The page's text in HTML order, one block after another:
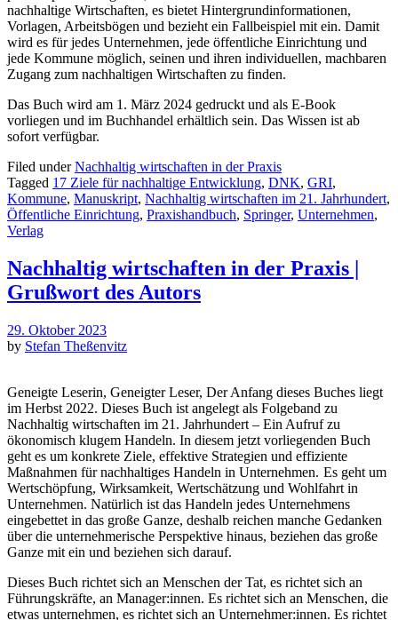
nachhaltige Wirtschaften, es bietet Hintergrundinformationen,
Vorlagen, Arbeitsbögen und bezieht ein Fallbeispiel mit ein. Damit
wird es für jedes Unternehmen, jede öffentliche Einrichtung und
jede Kommune möglich, seinen und ihren individuellen, machbaren
Zugang zum nachhaltigen Wirtschaften zu finden.
Das Buch wird am 1. März 2024 gedruckt und als E-Book
vorliegen und im Buchhandel erhältlich sein. Das Wissen ist ab
sofort verfügbar.
Filed underNachhaltig wirtschaften in der Praxis
Tagged 17 Ziele für nachhaltige Entwicklung, DNK, GRI,
Kommune, Manuskript, Nachhaltig wirtschaften im 21. Jahrhundert,
Öffentliche Einrichtung, Praxishandbuch, Springer, Unternehmen,
Verlag
Nachhaltig wirtschaften in der Praxis |
Grußwort des Autors
29. Oktober 2023
by Stefan Theßenvitz
Geneigte Leserin, Geneigter Leser, Der Anfang dieses Buches liegt
im Herbst 2022. Dieses Buch ist angelegt als Folgeband zu
Nachhaltig wirtschaften im 21. Jahrhundert – Ein Aufruf zu
ökonomisch klugem Handeln. In diesem jetzt vorliegenden Buch
geht es um konkrete Ziele, effektive Strategien und effiziente
Maßnahmen für nachhaltiges Handeln in Unternehmen. Es geht um
Wertschöpfung, Wirksamkeit, Wertschätzung und Wohlfahrt in
Unternehmen. Natürlich ist das Handeln jedes Unternehmens
eingebettet in das große Ganze, deshalb reichen manche Gedanken
über die unternehmerische Perspektive hinaus, beziehen das große
Ganze mit ein und beziehen sich darauf.
Dieses Buch richtet sich an Menschen der Tat, es richtet sich an
Führungskräfte, an Manager:innen. Es richtet sich an Menschen, die
etwas unternehmen, es richtet sich an Unternehmer:innen. Es richtet